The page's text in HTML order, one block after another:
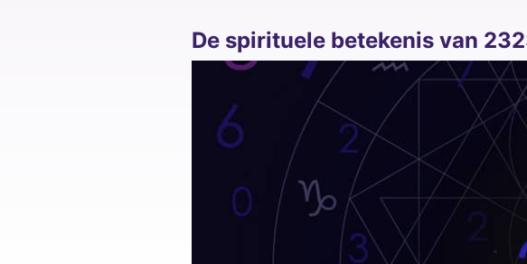
De spirituele betekenis van